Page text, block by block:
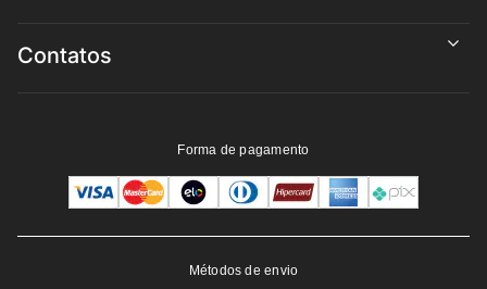
Contatos
Forma de pagamento
Métodos de envio